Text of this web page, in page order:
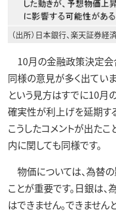
（出所）日本銀行、楽天証券経
10月の金融政策決定会
同様の意見が多く出てい
という見方はすでに10月
確実性が利上げを延期す
こうしたコメントが出た
内に関しても同様です。
物価については、為替
ことが重要です。日銀は
はできません。できません